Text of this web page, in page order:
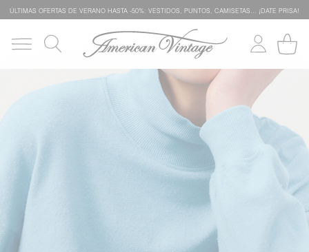
ÚLTIMAS OFERTAS DE VERANO HASTA -50%: VESTIDOS, PUNTOS, CAMISETAS… ¡DATE PRISA!